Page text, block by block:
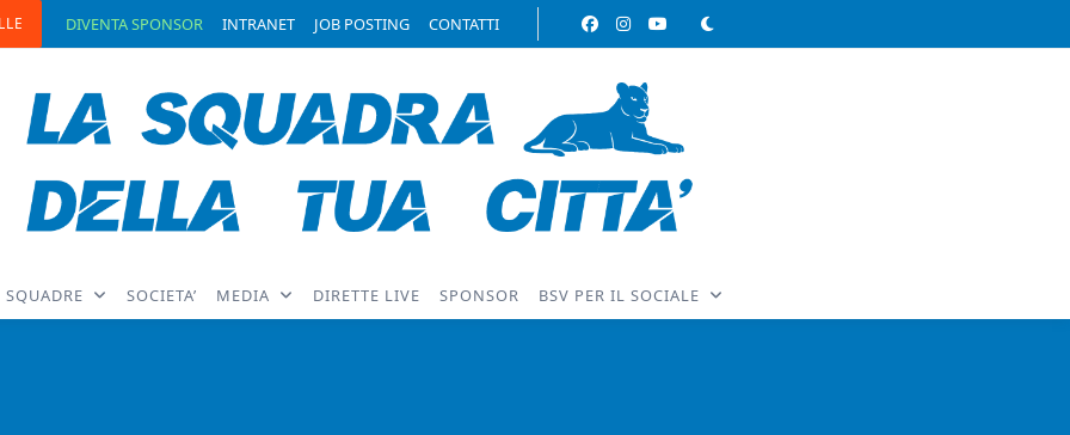
DIVENTA SPONSOR INTRANET JOB POSTING CONTATTI
SQUADRE SOCIETA’ MEDIA DIRETTE LIVE SPONSOR BSV PER IL SOCIALE